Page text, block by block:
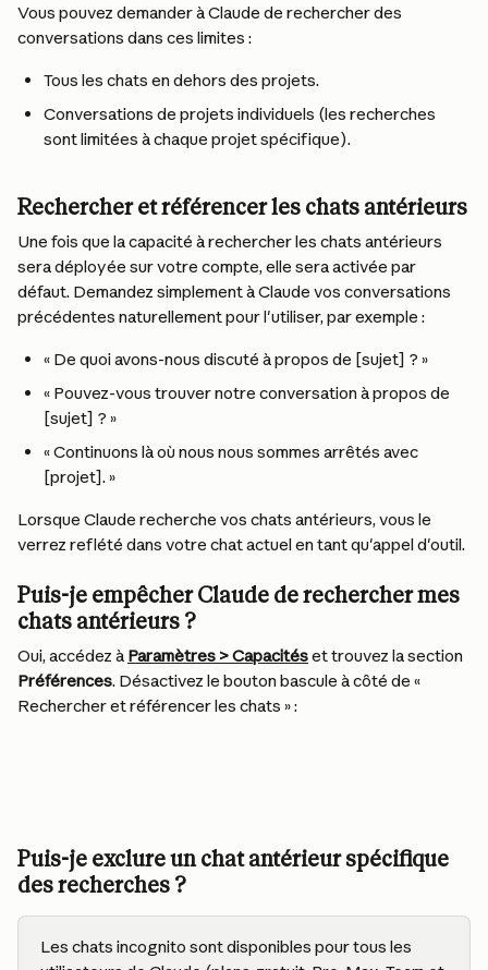
Vous pouvez demander à Claude de rechercher des
conversations dans ces limites :
Tous les chats en dehors des projets.
Conversations de projets individuels (les recherches
sont limitées à chaque projet spécifique).
Rechercher et référencer les chats antérieurs
Une fois que la capacité à rechercher les chats antérieurs
sera déployée sur votre compte, elle sera activée par
défaut. Demandez simplement à Claude vos conversations
précédentes naturellement pour l'utiliser, par exemple :
« De quoi avons-nous discuté à propos de [sujet] ? »
« Pouvez-vous trouver notre conversation à propos de
[sujet] ? »
« Continuons là où nous nous sommes arrêtés avec
[projet]. »
Lorsque Claude recherche vos chats antérieurs, vous le
verrez reflété dans votre chat actuel en tant qu'appel d'outil.
Puis-je empêcher Claude de rechercher mes
chats antérieurs ?
Oui, accédez à Paramètres > Capacités et trouvez la section
Préférences. Désactivez le bouton bascule à côté de «
Rechercher et référencer les chats » :
Puis-je exclure un chat antérieur spécifique
des recherches ?
Les chats incognito sont disponibles pour tous les